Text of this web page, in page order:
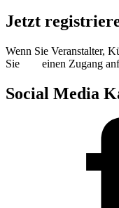
Jetzt
Wenn Sie Veranstalter,
Sie
einen Zugang
Social Media